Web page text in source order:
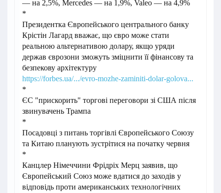
— на 2,5%, Mercedes — на 1,9%, Valeo — на 4,9%
*
Президентка Європейського центрального банку
Крістін Лагард вважає, що євро може стати
реальною альтернативою долару, якщо уряди
держав єврозони зможуть зміцнити її фінансову та
безпекову архітектуру
https://forbes.ua/.../evro-mozhe-zaminiti-dolar-golova...
*
ЄС "прискорить" торгові переговори зі США після
звинувачень Трампа
*
Посадовці з питань торгівлі Європейського Союзу
та Китаю планують зустрітися на початку червня
*
Канцлер Німеччини Фрідріх Мерц заявив, що
Європейський Союз може вдатися до заходів у
відповідь проти американських технологічних